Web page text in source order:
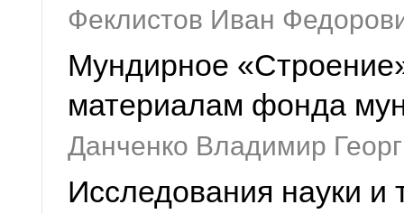
Феклистов Иван
Мундирное
материалам фонда
Данченко Владимир
Исследования науки